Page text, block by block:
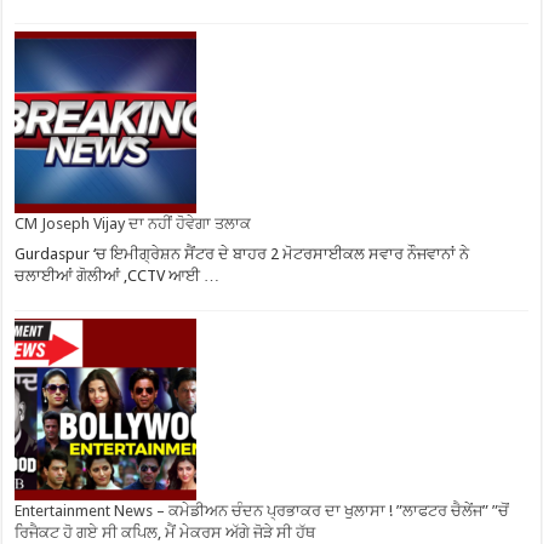
CM Joseph Vijay ਦਾ ਨਹੀਂ ਹੋਵੇਗਾ ਤਲਾਕ
Gurdaspur ‘ਚ ਇਮੀਗ੍ਰੇਸ਼ਨ ਸੈਂਟਰ ਦੇ ਬਾਹਰ 2 ਮੋਟਰਸਾਈਕਲ ਸਵਾਰ ਨੌਜਵਾਨਾਂ ਨੇ
ਚਲਾਈਆਂ ਗੋਲੀਆਂ ,CCTV ਆਈ …
Entertainment News – ਕਮੇਡੀਅਨ ਚੰਦਨ ਪ੍ਰਭਾਕਰ ਦਾ ਖੁਲਾਸਾ ! ”ਲਾਫਟਰ ਚੈਲੇਂਜ” ”ਚੋਂ
ਰਿਜੈਕਟ ਹੋ ਗਏ ਸੀ ਕਪਿਲ, ਮੈਂ ਮੇਕਰਸ ਅੱਗੇ ਜੋੜੇ ਸੀ ਹੱਥ